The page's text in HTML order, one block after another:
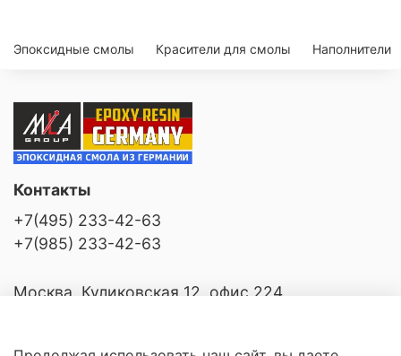
Эпоксидные смолы Красители для смолы Наполнители
Контакты
+7(495) 233-42-63
+7(985) 233-42-63
Москва, Куликовская 12, офис 224